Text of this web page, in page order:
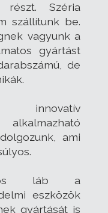
részt. Széria
szállítunk be.
vagyunk a
gyártást
de
ami
láb a
eszközök
gyártását is